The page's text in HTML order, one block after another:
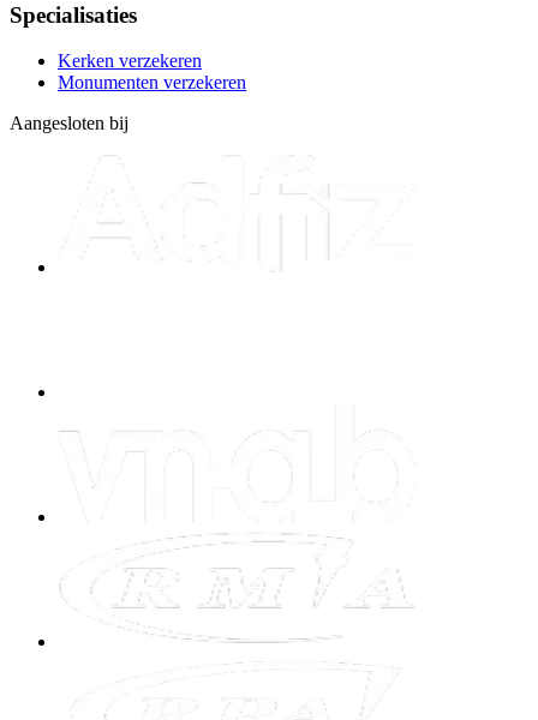
Specialisaties
Kerken verzekeren
Monumenten verzekeren
Aangesloten bij